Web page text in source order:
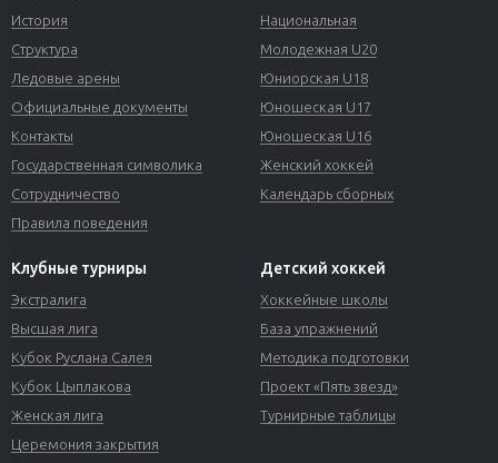
История
Структура
Ледовые арены
Официальные документы
Контакты
Государственная символика
Сотрудничество
Правила поведения
Национальная
Молодежная U20
Юниорская U18
Юношеская U17
Юношеская U16
Женский хоккей
Календарь сборных
Клубные турниры
Экстралига
Высшая лига
Кубок Руслана Салея
Кубок Цыплакова
Женская лига
Церемония закрытия
Детский хоккей
Хоккейные школы
База упражнений
Методика подготовки
Проект «Пять звезд»
Турнирные таблицы